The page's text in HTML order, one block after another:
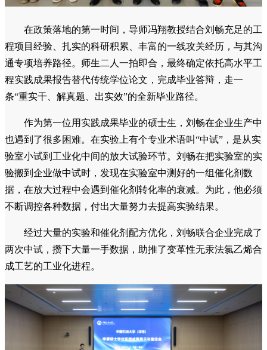
在政策落地的第一时间，导师冯翔教授结合刘畅充足的工
程项目经验、扎实的科研积累、丰富的一线攻关经历，与其沟
通专项培养路径。师生二人一拍即合，最终确定依托高水平工
程实践成果报告替代传统学位论文，完成毕业答辩，走一
条“重实干、解真题、出实效”的全新毕业路径。
作为第一位用实践成果毕业的硕士生，刘畅在企业生产中
也遇到了很多困难。在实验上有个专业术语叫“中试”，是从实
验室小试到工业化中间的放大试验环节。刘畅在把实验室的实
验搬到企业做中试时，发现在实验室中测好的一组催化剂数
据，在放大过程中会遇到催化剂转化率的衰减。为此，他必须
不断调控各种数据，付出大量努力去提高实验结果。
经过大量的实验和催化剂配方优化，刘畅联合企业完成了
两次中试，攒下大量一手数据，助推了变革性无汞法氯乙烯合
成工艺的工业化进程。